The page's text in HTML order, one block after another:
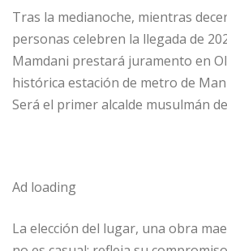
Tras la medianoche, mientras
personas celebren la llegada de
Mamdani prestará juramento en
histórica estación de metro de
Será el primer alcalde musulmán
Ad loading
La elección del lugar, una obra